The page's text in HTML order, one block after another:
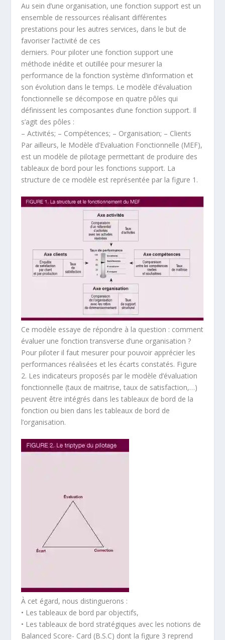
Au sein d’une organisation, une fonction support est un
ensemble de ressources réalisant différentes
prestations pour les autres services, dans le but de
favoriser l’activité de ces
derniers. Pour piloter une fonction support une
méthode inédite et outillée pour mesurer la
performance de la fonction système d’information et
son évolution dans le temps. Le modèle d’évaluation
fonctionnelle se décompose en quatre pôles qui
définissent les composantes d’une fonction support. Il
s’agit des pôles :
– Activités; – Compétences; – Organisation; – Clients
Par ailleurs, le Modèle d’Evaluation Fonctionnelle (MEF),
est un modèle de pilotage permettant de produire des
tableaux de bord pour les fonctions support. La
structure de ce modèle est représentée par la figure 1.
Ce modèle essaye de répondre à la question : comment
évaluer une fonction transverse d’une organisation ?
Pour piloter il faut mesurer pour pouvoir apprécier les
performances réalisées et les écarts constatés. Figure
2. Les indicateurs proposés par le modèle d’évaluation
fonctionnelle (taux de maitrise, taux de satisfaction,…)
peuvent être intégrés dans les tableaux de bord de la
fonction ou bien dans les tableaux de bord de
l’organisation.
À cet égard, nous distinguerons :
• Les tableaux de bord par objectifs,
• Les tableaux de bord stratégiques avec les notions de
Balanced Score- Card (B.S.C) dont la figure 3 reprend